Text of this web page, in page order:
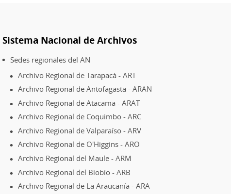
Sistema Nacional de Archivos
Sedes regionales del AN
Archivo Regional de Tarapacá - ART
Archivo Regional de Antofagasta - ARAN
Archivo Regional de Atacama - ARAT
Archivo Regional de Coquimbo - ARC
Archivo Regional de Valparaíso - ARV
Archivo Regional de O'Higgins - ARO
Archivo Regional del Maule - ARM
Archivo Regional del Biobío - ARB
Archivo Regional de La Araucanía - ARA